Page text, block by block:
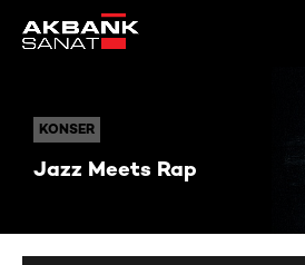
KONSER
Jazz Meets Rap
KONSER Jazz Meets Rap